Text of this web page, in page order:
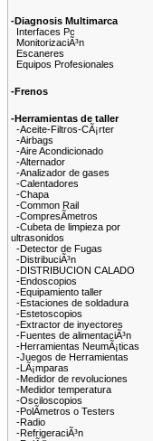
-Diagnosis Multimarca
Interfaces Pc
MonitorizaciÃ³n
Escaneres
Equipos Profesionales
-Frenos
-Herramientas de taller
-Aceite-Filtros-CÃ¡rter
-Airbags
-Aire Acondicionado
-Alternador
-Analizador de gases
-Calentadores
-Chapa
-Common Rail
-CompresÃ­metros
-Cubeta de limpieza por
ultrasonidos
-Detector de Fugas
-DistribuciÃ³n
-DISTRIBUCION CALADO
-Endoscopios
-Equipamiento taller
-Estaciones de soldadura
-Estetoscopios
-Extractor de inyectores
-Fuentes de alimentaciÃ³n
-Herramientas NeumÃ¡ticas
-Juegos de Herramientas
-LÃ¡mparas
-Medidor de revoluciones
-Medidor temperatura
-Osciloscopios
-PolÃ­metros o Testers
-Radio
-RefrigeraciÃ³n